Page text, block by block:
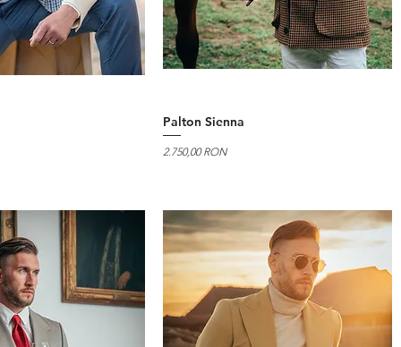
Palton Sienna
Preț
2.750,00 RON